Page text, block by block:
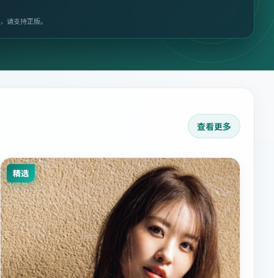
请支持正版。
查看更多
精选